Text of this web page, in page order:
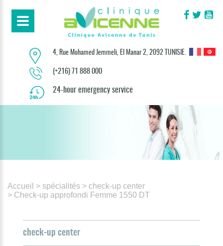
4, Rue Mohamed Jemmeli, El Manar 2, 2092 TUNISIE.
(+216) 71 888 000
24-hour emergency service
Accueil > spécialités > check-up center
> Check-up approfondi Femme 1550 DT
check-up center